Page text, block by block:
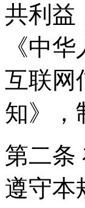
共利益
《中
互联网
知》，
第二条
遵守本